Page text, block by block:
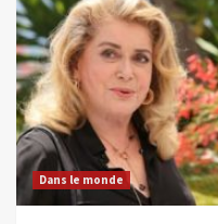
Dans le monde